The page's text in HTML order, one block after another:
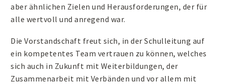
aber ähnlichen Zielen und Herausforderungen, der für
alle wertvoll und anregend war.
Die Vorstandschaft freut sich, in der Schulleitung auf
ein kompetentes Team vertrauen zu können, welches
sich auch in Zukunft mit Weiterbildungen, der
Zusammenarbeit mit Verbänden und vor allem mit